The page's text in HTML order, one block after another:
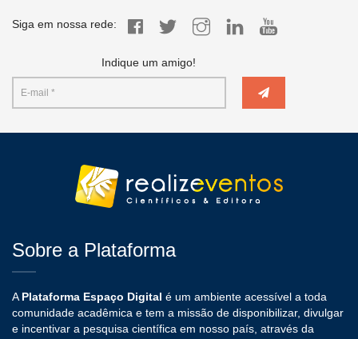
Siga em nossa rede:
Indique um amigo!
Sobre a Plataforma
A Plataforma Espaço Digital é um ambiente acessível a toda
comunidade acadêmica e tem a missão de disponibilizar, divulgar
e incentivar a pesquisa científica em nosso país, através da